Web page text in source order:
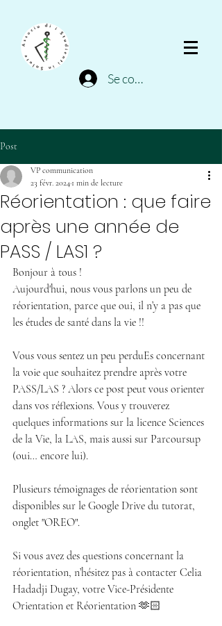
Se connecter
Post
Réorientation : que faire
après une année de
PASS / LAS1 ?
VP communication
23 févr. 2024 1 min de lecture
Bonjour à tous !
Aujourd'hui, nous vous parlons un peu de
réorientation, parce que oui, il n’y a pas que
les études de santé dans la vie !!
Vous vous sentez un peu perduEs concernant
la voie que souhaitez prendre après votre
PASS/LAS ? Alors ce post peut vous orienter
dans vos réflexions. Vous y trouverez
quelques informations sur la licence Sciences
de la Vie, la LAS, mais aussi sur Parcoursup
(oui… encore lui).
Plusieurs témoignages de réorientation sont
disponibles sur le Google Drive du tutorat,
onglet "OREO".
Si vous avez des questions concernant la
réorientation, n’hésitez pas à contacter Celia
Hadadji Dugay, votre Vice-Présidente
Orientation et Réorientation 🫶🏻